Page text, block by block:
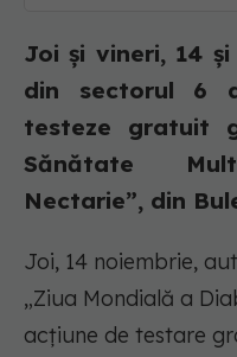
Joi și vineri, 14
din sectorul 6
testeze gratuit
Sănătate
Nectarie”, din
Joi, 14 noiembrie,
„Ziua Mondială a
acțiune de testare